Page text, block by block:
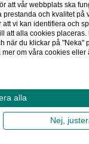
att vår webbplats ska
och kvalitet på
vi kan identifiera och
att alla cookies
när du klickar på "Neka"
om våra cookies eller
alla
Nej,